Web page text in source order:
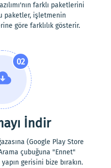
farklı paketlerini
paketler, işletmenin
göre farklılık gösterir.
02
İndir
(Google Play Store
çubuğuna "Ennet"
gerisini bize bırakın.